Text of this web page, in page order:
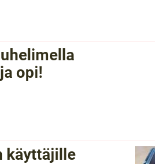
opi!
käyttäjille